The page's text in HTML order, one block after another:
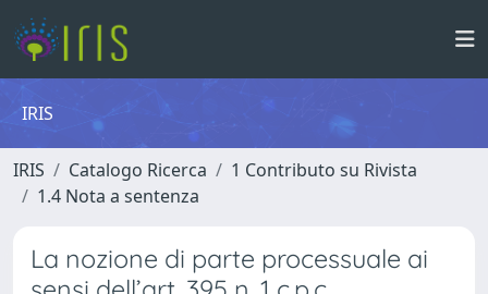
IRIS
IRIS Catalogo Ricerca
1 Contributo su Rivista
1.4 Nota a sentenza
La nozione di parte processuale ai